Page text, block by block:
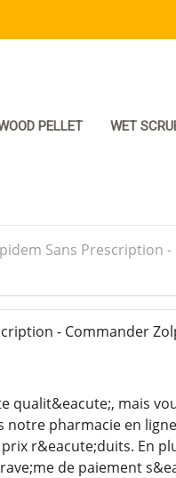
PELLET WET
Sans Prescription
- Commander
qualit&eacute;, mais
pharmacie en
r&eacute;duits. En
de paiement